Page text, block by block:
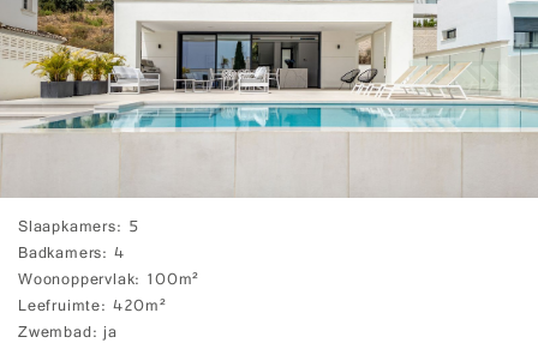
Slaapkamers 5
Badkamers 4
Woonoppervlak 100m²
Leefruimte 420m²
Zwembad ja